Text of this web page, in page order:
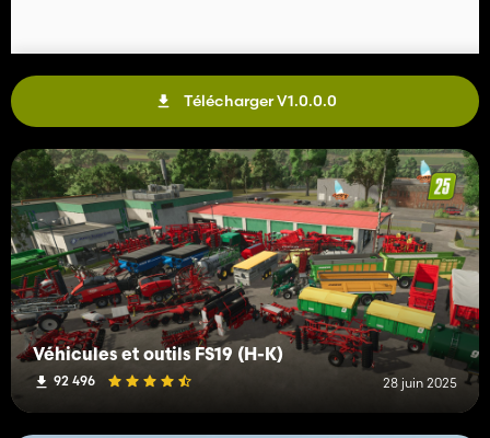
Télécharger V1.0.0.0
Véhicules et outils FS19 (H-K)
92 496 28 juin 2025